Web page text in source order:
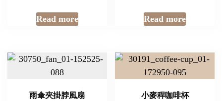
Read more Read more
雨傘夾掛脖風扇 小麥稈咖啡杯